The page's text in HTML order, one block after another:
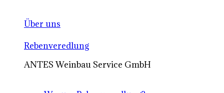
Über uns
Rebenveredlung
ANTES Weinbau Service GmbH